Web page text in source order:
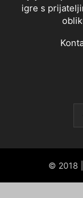
igre s
© 2018